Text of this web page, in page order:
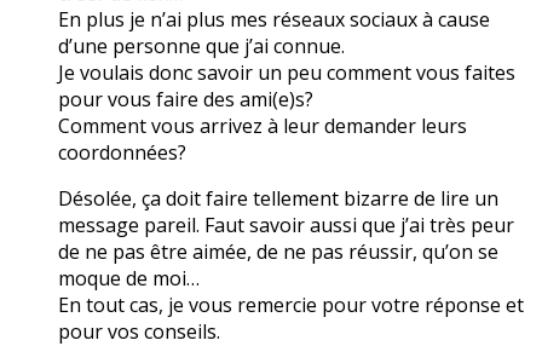
En plus je n’ai plus mes réseaux sociaux à cause
d’une personne que j’ai connue.
Je voulais donc savoir un peu comment vous faites
pour vous faire des ami(e)s?
Comment vous arrivez à leur demander leurs
coordonnées?
Désolée, ça doit faire tellement bizarre de lire un
message pareil. Faut savoir aussi que j’ai très peur
de ne pas être aimée, de ne pas réussir, qu’on se
moque de moi…
En tout cas, je vous remercie pour votre réponse et
pour vos conseils.